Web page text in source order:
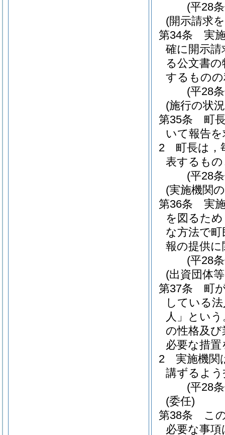
(平28
(開示請求
第34条
実
確に開示
る公文書
するもの
(平28
(施行の状
第35条
町
いて報告
2
町長は，
表するも
(平28
(実施機関
第36条
実
を図るた
な方法で
報の提供
(平28
(出資団体
第37条
町
している
人」という
の性格及
必要な措
2
実施機関
講ずるよ
(平28
(委任)
第38条
こ
必要な事